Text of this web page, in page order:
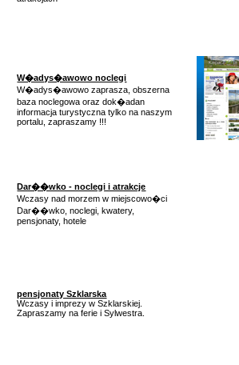
W�adys�awowo noclegi
W�adys�awowo zaprasza, obszerna
baza noclegowa oraz dok�adan
informacja turystyczna tylko na naszym
portalu, zapraszamy !!!
Dar��wko - noclegi i atrakcje
Wczasy nad morzem w miejscowo�ci
Dar��wko, noclegi, kwatery,
pensjonaty, hotele
pensjonaty Szklarska
Wczasy i imprezy w Szklarskiej.
Zapraszamy na ferie i Sylwestra.